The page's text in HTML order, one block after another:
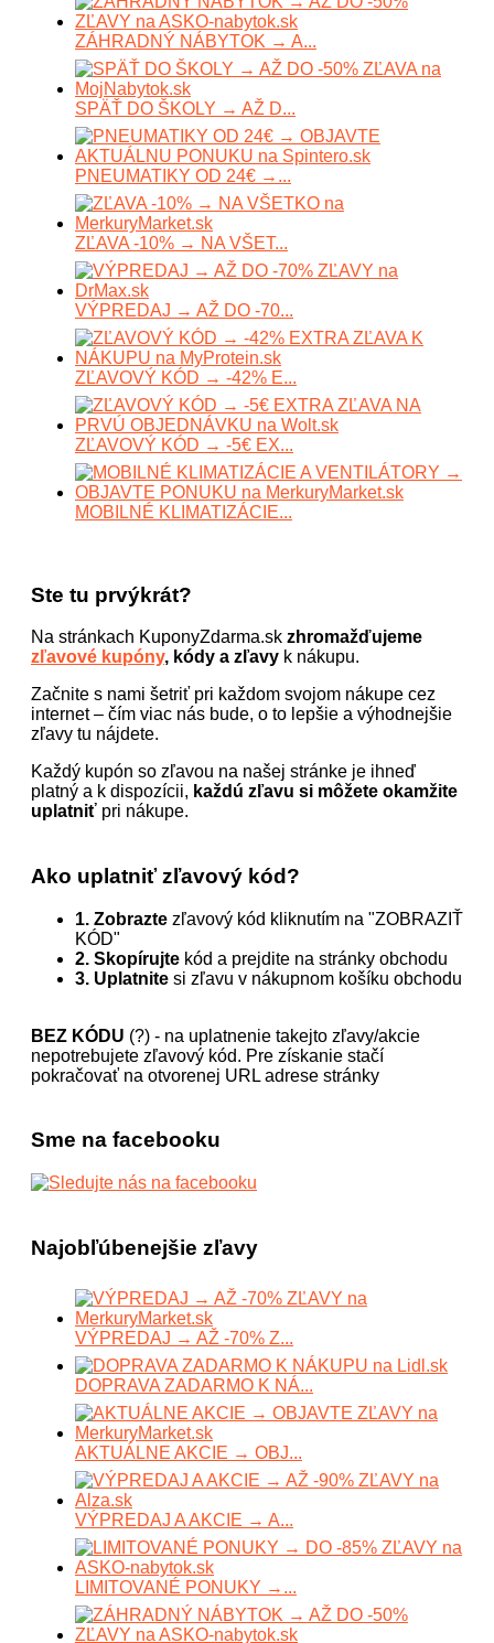
ZÁHRADNÝ NÁBYTOK → A...
SPÄŤ DO ŠKOLY → AŽ D...
PNEUMATIKY OD 24€ →...
ZĽAVA -10% → NA VŠET...
VÝPREDAJ → AŽ DO -70...
ZĽAVOVÝ KÓD → -42% E...
ZĽAVOVÝ KÓD → -5€ EX...
MOBILNÉ KLIMATIZÁCIE...
Ste tu prvýkrát?
Na stránkach KuponyZdarma.sk zhromažďujeme
zľavové kupóny, kódy a zľavy k nákupu.
Začnite s nami šetriť pri každom svojom nákupe cez
internet – čím viac nás bude, o to lepšie a výhodnejšie
zľavy tu nájdete.
Každý kupón so zľavou na našej stránke je ihneď
platný a k dispozícii, každú zľavu si môžete okamžite
uplatniť pri nákupe.
Ako uplatniť zľavový kód?
1. Zobrazte zľavový kód kliknutím na "ZOBRAZIŤ
KÓD"
2. Skopírujte kód a prejdite na stránky obchodu
3. Uplatnite si zľavu v nákupnom košíku obchodu
BEZ KÓDU (?) - na uplatnenie takejto zľavy/akcie
nepotrebujete zľavový kód. Pre získanie stačí
pokračovať na otvorenej URL adrese stránky
Sme na facebooku
Najobľúbenejšie zľavy
VÝPREDAJ → AŽ -70% Z...
DOPRAVA ZADARMO K NÁ...
AKTUÁLNE AKCIE → OBJ...
VÝPREDAJ A AKCIE → A...
LIMITOVANÉ PONUKY →...